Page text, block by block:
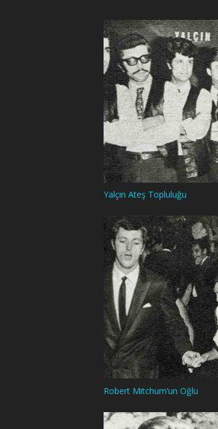
Yalçın Ateş Topluluğu
Robert Mitchum’un Oğlu